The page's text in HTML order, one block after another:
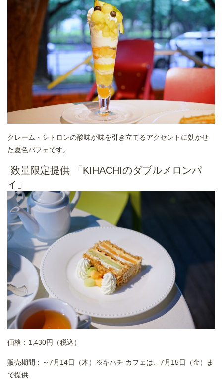
クレーム・シトロンの酸味が味を引き立てるアクセントに効かせ
た夏色パフェです。
数量限定提供 「KIHACHIのダブルメロンパ
イ」
価格：1,430円（税込）
販売期間：～7月14日（木）※キハチ カフェは、7月15日（金）ま
で提供